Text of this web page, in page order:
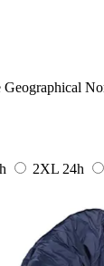
Geographical
2XL 24h